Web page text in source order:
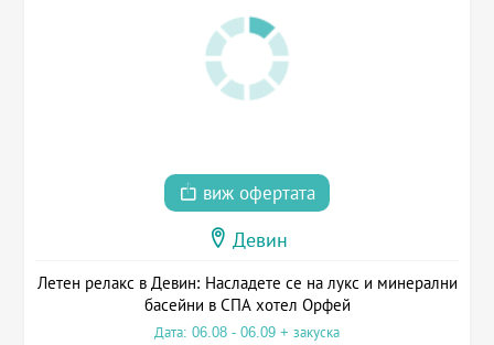
виж офертата
Девин
Летен релакс в Девин: Насладете се на лукс и минерални
басейни в СПА хотел Орфей
Дата: 06.08 - 06.09 + закуска